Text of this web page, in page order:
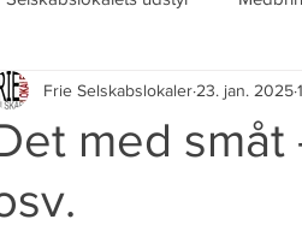
med
Frie Selskabslokaler 23. jan. 2025